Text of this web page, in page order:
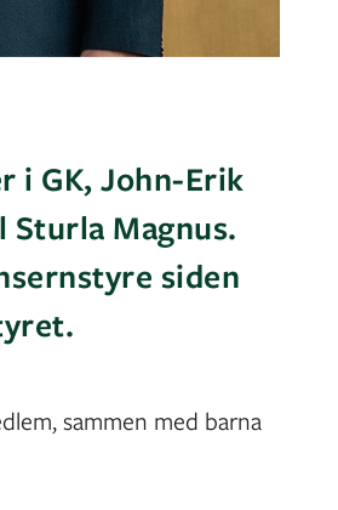
i GK, John-Erik
Magnus.
siden
sammen med barna